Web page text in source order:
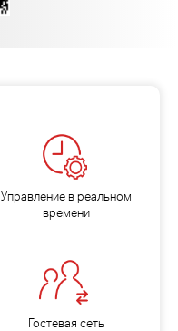
Управление в реальном
времени
Гостевая сеть